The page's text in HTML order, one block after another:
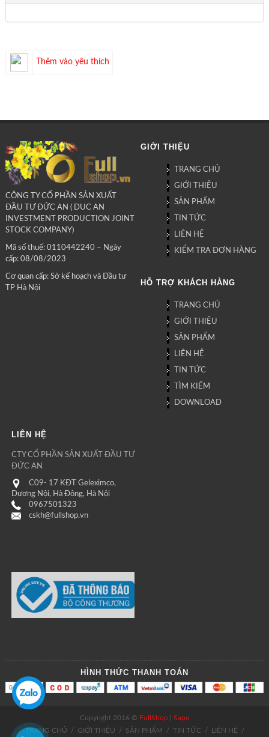
Thêm vào yêu thích
CÔNG TY CỔ PHẦN SẢN XUẤT
ĐẦU TƯ ĐỨC AN ( DUC AN
INVESTMENT PRODUCTION JOINT
STOCK COMPANY)
Mã số thuế: 0110442240 – Ngày
cấp: 08/08/2023
Cơ quan cấp: Sở kế hoạch và Đầu tư
TP Hà Nội
GIỚI THIỆU
TRANG CHỦ
GIỚI THIỆU
SẢN PHẨM
TIN TỨC
LIÊN HỆ
KIỂM TRA ĐƠN HÀNG
HỖ TRỢ KHÁCH HÀNG
TRANG CHỦ
GIỚI THIỆU
SẢN PHẨM
LIÊN HỆ
TIN TỨC
TÌM KIẾM
DOWNLOAD
LIÊN HỆ
CTY CỔ PHẦN SẢN XUẤT ĐẦU TƯ
ĐỨC AN
C09- 17 KĐT Geleximco,
Dương Nội, Hà Đông, Hà Nội
0967501323
cskh@fullshop.vn
HÌNH THỨC THANH TOÁN
Copyright 2016 © FullShop| Sapo
TRANG CHỦ
/ GIỚI THIỆU / SẢN PHẨM / TIN TỨC / LIÊN HỆ /